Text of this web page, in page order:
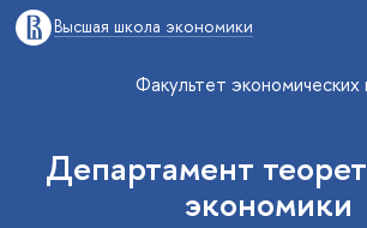
Высшая школа экономики
Факультет экономических
Департамент
экономики